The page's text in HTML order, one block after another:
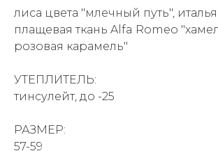
лиса цвета "млечный путь",
плащевая ткань Alfa Romeo
розовая карамель"
УТЕПЛИТЕЛЬ:
тинсулейт, до -25
РАЗМЕР:
57-59